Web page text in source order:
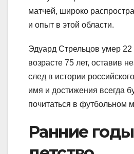
матчей, широко
и опыт в этой области.
Эдуард Стрельцов умер
возрасте 75 лет, оставив
след в истории
имя и достижения всегда
почитаться в футбольном
Ранние